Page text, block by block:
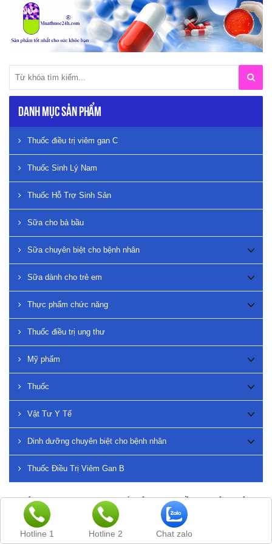
Danh mục sản phẩm
Thuốc điều trị viêm gan C
Thuốc Sinh Lý Nam
Thuốc Hỗ Trợ Sinh Sản
Sữa cho bà bầu
Sữa chuyên biệt cho bệnh nhân
Sữa dành cho trẻ em
Thực phẩm chức năng
Thuốc điều trị ung thư
Mỹ phẩm
Thuốc
Vật Tư Y Tế
Dinh dưỡng chuyên biệt cho bệnh nhân
Thuốc Điều Trị Viêm Gan B
Viêm gan C (hep C, HCV) là một trong nhiều loại bệnh viêm
gan virus hay gặp. Khoảng 3,5 triệu người được ước tính
hiện đang bị nhiễm viêm gan C ở Hoa Kỳ. Có tới 85%
Hotline 1 Hotline 2 Chat zalo